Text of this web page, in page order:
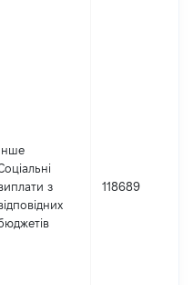
Інше
з
118689